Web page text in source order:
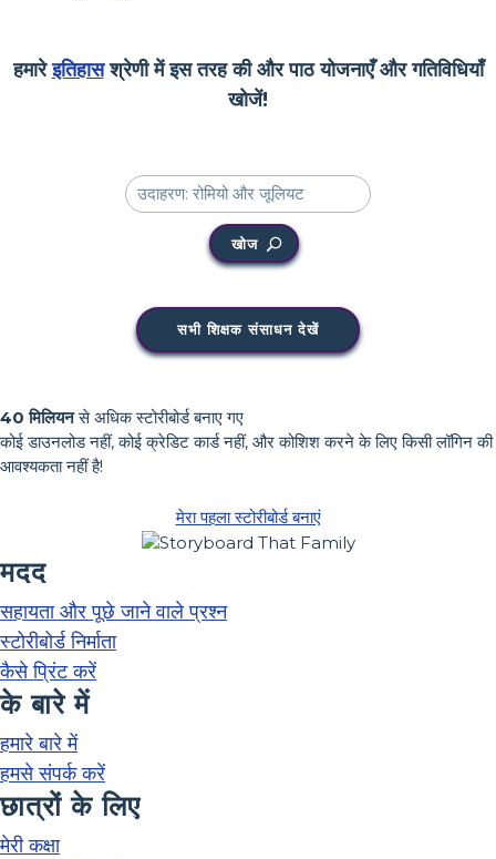
हमारेइतिहासश्रेणी में इस तरह की और पाठ योजनाएँ और गतिविधियाँ
खोजें!
खोज
सभी शिक्षक संसाधन देखें
40 मिलियनसे अधिक स्टोरीबोर्ड बनाए गए
कोई डाउनलोड नहीं, कोई क्रेडिट कार्ड नहीं, और कोशिश करने के लिए किसी लॉगिन की
आवश्यकता नहीं है!
मेरा पहला स्टोरीबोर्ड बनाएं
मदद
सहायता और पूछे जाने वाले प्रश्न
स्टोरीबोर्ड निर्माता
कैसे प्रिंट करें
के बारे में
हमारे बारे में
हमसे संपर्क करें
छात्रों के लिए
मेरी कक्षा